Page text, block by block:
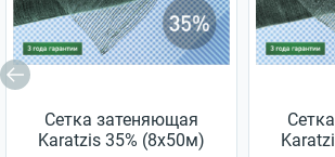
Cетка затеняющая
Karatzis 35% (8х50м)